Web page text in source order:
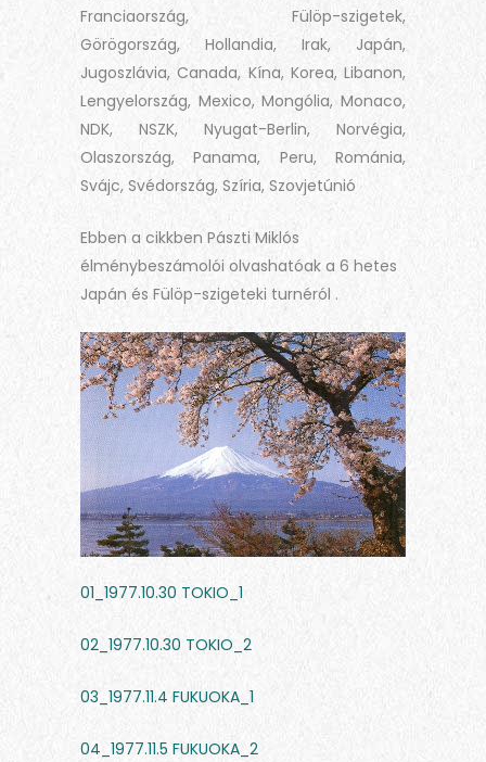
Franciaország, Fülöp-szigetek,
Görögország, Hollandia, Irak, Japán,
Jugoszlávia, Canada, Kína, Korea, Libanon,
Lengyelország, Mexico, Mongólia, Monaco,
NDK, NSZK, Nyugat-Berlin, Norvégia,
Olaszország, Panama, Peru, Románia,
Svájc, Svédország, Szíria, Szovjetúnió
Ebben a cikkben Pászti Miklós
élménybeszámolói olvashatóak a 6 hetes
Japán és Fülöp-szigeteki turnéról .
01_1977.10.30 TOKIO_1
02_1977.10.30 TOKIO_2
03_1977.11.4 FUKUOKA_1
04_1977.11.5 FUKUOKA_2